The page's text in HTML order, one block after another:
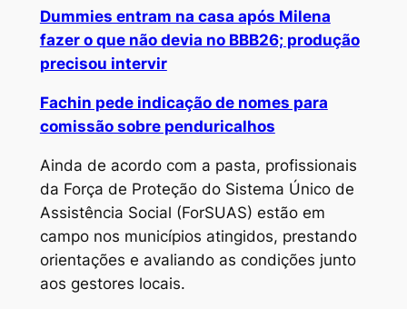
Dummies entram na casa após Milena
fazer o que não devia no BBB26; produção
precisou intervir
Fachin pede indicação de nomes para
comissão sobre penduricalhos
Ainda de acordo com a pasta, profissionais
da Força de Proteção do Sistema Único de
Assistência Social (ForSUAS) estão em
campo nos municípios atingidos, prestando
orientações e avaliando as condições junto
aos gestores locais.